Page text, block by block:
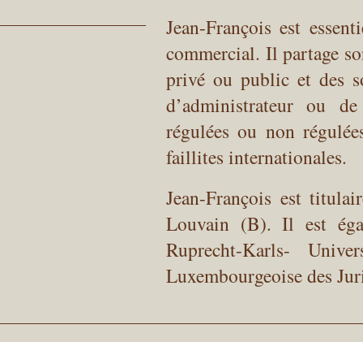
Jean-François est
commercial. Il partage
privé ou public et des
d’administrateur ou
régulées ou non
faillites internationales.
Jean-François est
Louvain (B). Il est
Ruprecht-Karls-
Luxembourgeoise des